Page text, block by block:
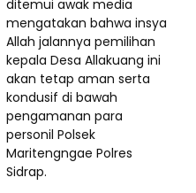
ditemui awak media
mengatakan bahwa insya
Allah jalannya pemilihan
kepala Desa Allakuang ini
akan tetap aman serta
kondusif di bawah
pengamanan para
personil Polsek
Maritengngae Polres
Sidrap.